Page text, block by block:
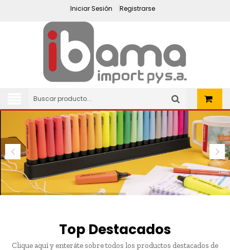
Iniciar Sesión Registrarse
Top Destacados
Clique aquí y enteráte sobre todos los productos destacados de